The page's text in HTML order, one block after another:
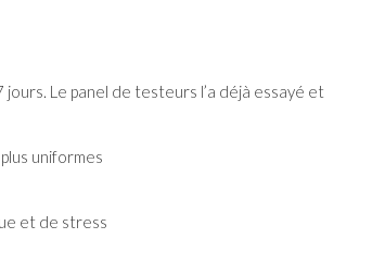
Le panel de testeurs l’a déjà essayé et
uniformes
et de stress